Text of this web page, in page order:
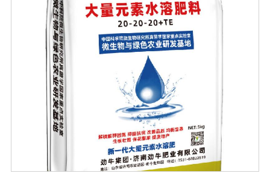
按常规施肥方法，造成施肥不均匀，出现烧苗伤根，苗小
苗弱等现象，二次稀释保证冲肥均匀，提高肥料利用率。
2．严格控制施肥量。水溶肥比一般复合肥养分含量高，用
量相对较少。由于其速效性强，难以在土壤中长期存留，
所以要严格控制施肥量，避免肥料流失即降低施肥的经济
效益，达不到高产优质高效的目的。3．尽量单用或与非碱
性的农药混用。比如在蔬菜出现缺素症或根系生长不良
时，不少农民多采用喷施水溶肥的方法加以缓解。在此提
醒农民朋友，水溶肥要尽量单独施用或与非碱性的农药混
用，以免金属离子起反应产生沉淀，造成叶片肥害或药